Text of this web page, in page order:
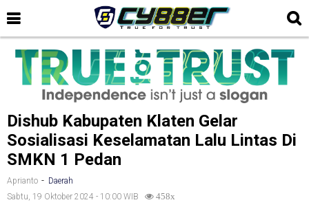
Dishub Kabupaten Klaten Gelar
Sosialisasi Keselamatan Lalu Lintas Di
SMKN 1 Pedan
Aprianto - Daerah
Sabtu, 19 Oktober 2024 - 10:00 WIB
458x